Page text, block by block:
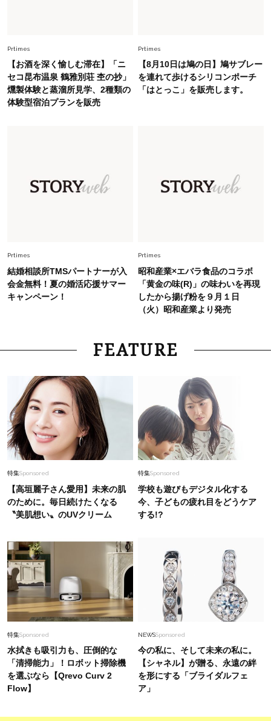
スタイリストが本気で推す！40代がほどよく華
やぐ【甘め黒アイテム】3選
Fashion
2026.7.2
【40代夏コーデ】猛暑でも快適＆上品に！体型
どんな顔タイプにも合う！40代にカジュアルす
ぎない【キャップ＆ハット】4選
Prtimes
【お酒を深く愉しむ滞在】「ニ
セコ昆布温泉 鶴雅別荘 杢の抄」
燻製体験と蒸溜所見学、2種類の
体験型宿泊プランを販売
Prtimes
【8月10日は鳩の日】鳩サブレー
を連れて歩けるシリコンポーチ
「はとっこ」を販売します。
Prtimes
結婚相談所TMSパートナーが入
会金無料！夏の婚活応援サマー
キャンペーン！
Prtimes
昭和産業×エバラ食品のコラボ
「黄金の味(R)」の味わいを再現
したから揚げ粉を９月１日
（火）昭和産業より発売
FEATURE
特集Sponsored
【高垣麗子さん愛用】未来の肌
のために。毎日続けたくなる
〝美肌想い〟のUVクリーム
特集Sponsored
学校も遊びもデジタル化する
今、子どもの疲れ目をどうケア
する!?
特集Sponsored
水拭きも吸引力も、圧倒的な
「清掃能力」！ロボット掃除機
を選ぶなら【Qrevo Curv 2
Flow】
NEWSSponsored
今の私に、そして未来の私に。
【シャネル】が贈る、永遠の絆
を形にする「ブライダルフェ
ア」